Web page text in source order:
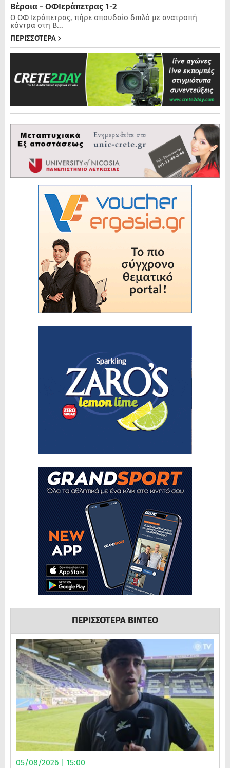
Βέροια - ΟΦΙεράπετρας 1-2
Ο ΟΦ Ιεράπετρας, πήρε σπουδαίο διπλό με ανατροπή
κόντρα στη Β...
ΠΕΡΙΣΣΟΤΕΡΑ
ΠΕΡΙΣΣΟΤΕΡΑ ΒΙΝΤΕΟ
05/08/2026 | 15:00